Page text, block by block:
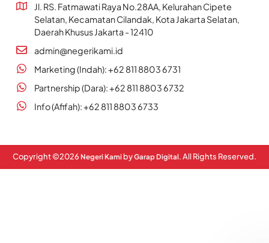
Jl. RS. Fatmawati Raya No.28AA, Kelurahan Cipete
Selatan, Kecamatan Cilandak, Kota Jakarta Selatan,
Daerah Khusus Jakarta - 12410
admin@negerikami.id
Marketing (Indah): +62 811 8803 6731
Partnership (Dara): +62 811 8803 6732
Info (Afifah): +62 811 8803 6733
Copyright ©2026 Negeri Kami byGarap Digital. All Rights Reserved.